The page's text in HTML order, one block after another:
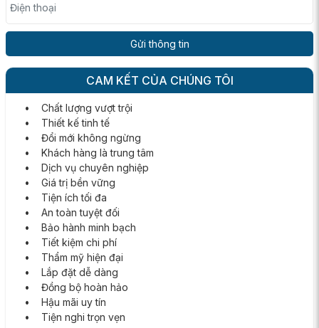
Điện thoại
CAM KẾT CỦA CHÚNG TÔI
• Chất lượng vượt trội
• Thiết kế tinh tế
• Đổi mới không ngừng
• Khách hàng là trung tâm
• Dịch vụ chuyên nghiệp
• Giá trị bền vững
• Tiện ích tối đa
• An toàn tuyệt đối
• Bảo hành minh bạch
• Tiết kiệm chi phí
• Thẩm mỹ hiện đại
• Lắp đặt dễ dàng
• Đồng bộ hoàn hảo
• Hậu mãi uy tín
• Tiện nghi trọn vẹn